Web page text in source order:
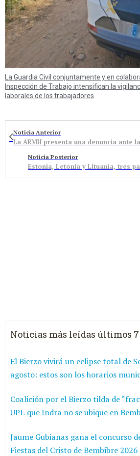
La Guardia Civil conjuntamente y en
Inspección de Trabajo intensifican la
laborales de los trabajadores
Noticia Anterior
Noticia Posterior
Estonia, Letonia y Lituania, tres
Noticias más leídas últimos
El Bierzo vivirá un eclipse total de
agosto: estos son los horarios
Coalición por el Bierzo tilda de
UPL que Indra no se ubique en
Jaume Gubianas gana el concurso
Fiestas del Cristo de Bembibre 2026